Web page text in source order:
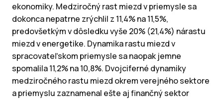
ekonomiky. Medziročný rast miezd v priemysle sa
dokonca nepatrne zrýchlil z 11,4% na 11,5%,
predovšetkým v dôsledku vyše 20% (21,4%) nárastu
miezd v energetike. Dynamika rastu miezd v
spracovateľskom priemysle sa naopak jemne
spomalila 11,2% na 10,8%. Dvojciferné dynamiky
medziročného rastu miezd okrem verejného sektore
a priemyslu zaznamenal ešte aj finančný sektor